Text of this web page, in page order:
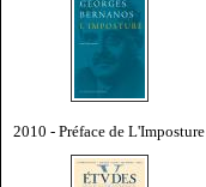
2010 - Préface de L'Imposture